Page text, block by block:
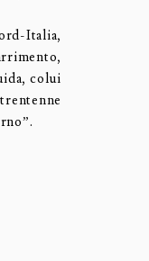
Italia,
colui